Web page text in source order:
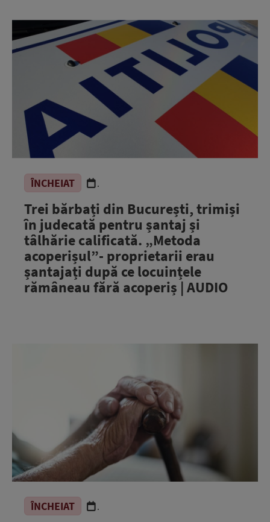
ÎNCHEIAT .
Trei bărbați din București, trimiși
în judecată pentru șantaj și
tâlhărie calificată. „Metoda
acoperișul”- proprietarii erau
șantajați după ce locuințele
rămâneau fără acoperiș | AUDIO
ÎNCHEIAT .